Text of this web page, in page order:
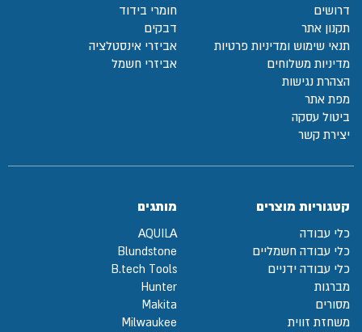
דרושים
תקנון אתר
תנאי שימוש ומדיניות פרטיות
מדיניות משלוחים
הצהרת נגישות
מפת אתר
ביטול עסקה
יצירת קשר
חומרי בידוד
דבקים
אביזרי אינסטלציה
אביזרי חשמל
קטגוריות מוצרים
כלי עבודה
כלי עבודה חשמליים
כלי עבודה ידניים
מברגות
מסורים
משחזת זווית
מותגים
AQUILA
Blundstone
B.tech Tools
Hunter
Makita
Milwaukee